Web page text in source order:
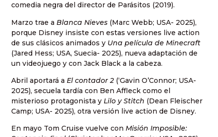
comedia negra del director de Parásitos (2019).
Marzo trae a Blanca Nieves (Marc Webb; USA- 2025),
porque Disney insiste con estas versiones live action
de sus clásicos animados y Una película de Minecraft
(Jared Hess; USA, Suecia- 2025), nueva adaptación de
un videojuego y con Jack Black a la cabeza.
Abril aportará a El contador 2 (‘Gavin O’Connor; USA-
2025), secuela tardía con Ben Affleck como el
misterioso protagonista y Lilo y Stitch (Dean Fleischer
Camp; USA- 2025), otra versión live action de Disney.
En mayo Tom Cruise vuelve con Misión Imposible: